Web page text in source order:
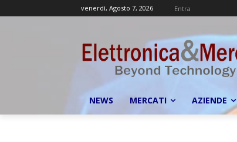
venerdì, Agosto 7, 2026 Entra
NEWS MERCATI AZIENDE